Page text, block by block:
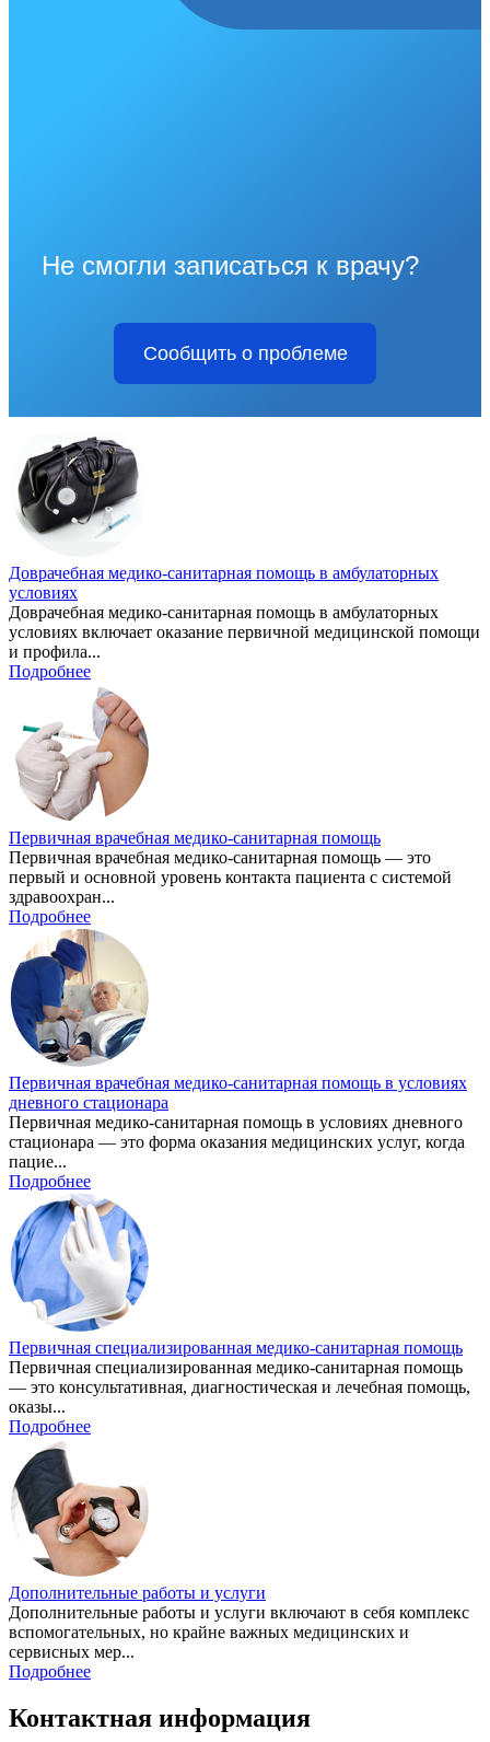
Не смогли записаться к врачу?
Сообщить о проблеме
Доврачебная медико-санитарная помощь в амбулаторных
условиях
Доврачебная медико-санитарная помощь в амбулаторных
условиях включает оказание первичной медицинской помощи
и профила...
Подробнее
Первичная врачебная медико-санитарная помощь
Первичная врачебная медико-санитарная помощь — это
первый и основной уровень контакта пациента с системой
здравоохран...
Подробнее
Первичная врачебная медико-санитарная помощь в условиях
дневного стационара
Первичная медико-санитарная помощь в условиях дневного
стационара — это форма оказания медицинских услуг, когда
пацие...
Подробнее
Первичная специализированная медико-санитарная помощь
Первичная специализированная медико-санитарная помощь
— это консультативная, диагностическая и лечебная помощь,
оказы...
Подробнее
Дополнительные работы и услуги
Дополнительные работы и услуги включают в себя комплекс
вспомогательных, но крайне важных медицинских и
сервисных мер...
Подробнее
Контактная информация